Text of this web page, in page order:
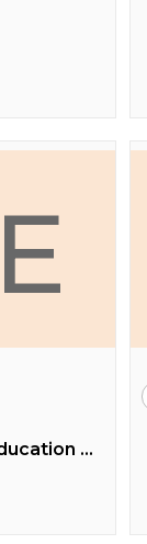
AcademyX Education Hub